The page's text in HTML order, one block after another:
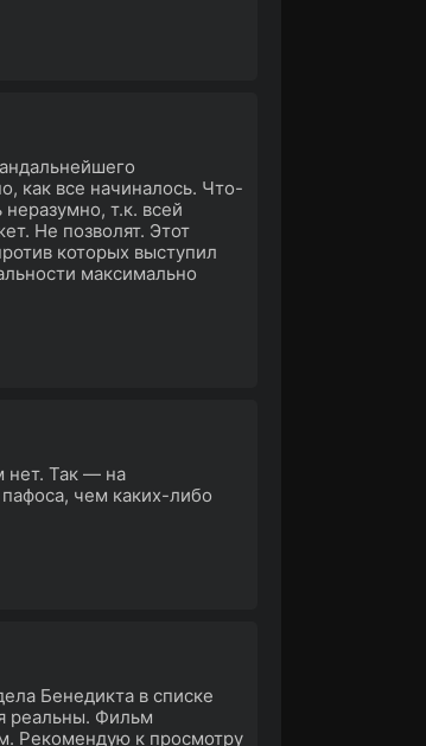
как все начиналось. Что-
т.к. всей
Не позволят. Этот
которых выступил
максимально
нет. Так — на
чем каких-либо
Бенедикта в списке
реальны. Фильм
Рекомендую к просмотру